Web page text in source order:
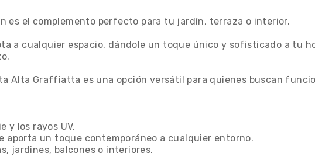
es el complemento perfecto para tu jardín, terraza o interior.
a cualquier espacio, dándole un toque único y sofisticado a tu
Alta Graffiatta es una opción versátil para quienes buscan
y los rayos UV.
aporta un toque contemporáneo a cualquier entorno.
jardines, balcones o interiores.